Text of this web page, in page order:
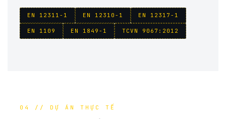
EN 12311-1 EN 12310-1 EN 12317-1
EN 1109 EN 1849-1 TCVN 9067:2012
04 // DỰ ÁN THỰC TẾ